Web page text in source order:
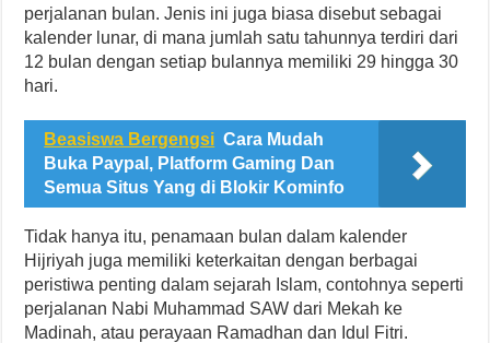
perjalanan bulan. Jenis ini juga biasa disebut sebagai
kalender lunar, di mana jumlah satu tahunnya terdiri dari
12 bulan dengan setiap bulannya memiliki 29 hingga 30
hari.
Beasiswa Bergengsi Cara Mudah
Buka Paypal, Platform Gaming Dan
Semua Situs Yang di Blokir Kominfo
Tidak hanya itu, penamaan bulan dalam kalender
Hijriyah juga memiliki keterkaitan dengan berbagai
peristiwa penting dalam sejarah Islam, contohnya seperti
perjalanan Nabi Muhammad SAW dari Mekah ke
Madinah, atau perayaan Ramadhan dan Idul Fitri.